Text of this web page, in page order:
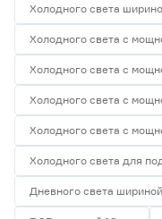
Холодного света
Холодного света с
Холодного света с
Холодного света с
Холодного света с
Холодного света для
Дневного света